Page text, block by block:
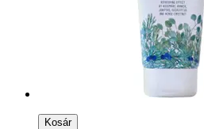
Kosár